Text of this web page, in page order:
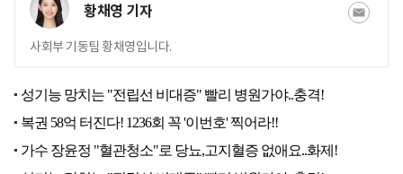
황채영 기자
사회부 기동팀 황채영입니다.